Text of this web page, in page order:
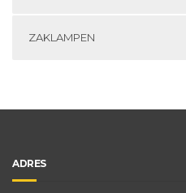
ZAKLAMPEN
ADRES